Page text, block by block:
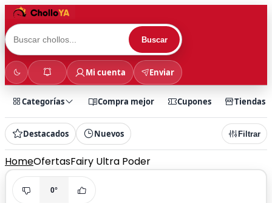
Buscar
Mi cuenta Enviar
Categorías Compra mejor Cupones Tiendas
Destacados Nuevos Filtrar
HomeOfertasFairy Ultra Poder
0°